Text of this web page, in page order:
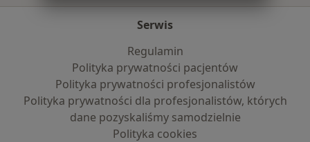
Serwis
Regulamin
Polityka prywatności pacjentów
Polityka prywatności profesjonalistów
Polityka prywatności dla profesjonalistów, których
dane pozyskaliśmy samodzielnie
Polityka cookies